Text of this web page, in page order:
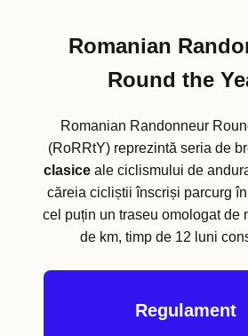
Romanian
Round the
Romanian Randonneur
(RoRRtY) reprezintă seria de
clasiceale ciclismului de
căreia cicliștii înscriși parcurg
cel puțin un traseu omologat de
de km, timp de 12 luni
Regulament